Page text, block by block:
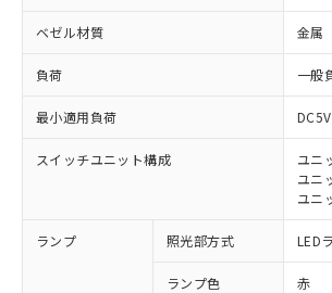
ベゼル材質 金属
負荷 一般
最小適用負荷
スイッチユニット構成
ユニ
ユニ
ユニ
ランプ 照光部方式 LED
ランプ色 赤
対応済み：EU RoHS指令（10
非含有に対応した製品が提供可